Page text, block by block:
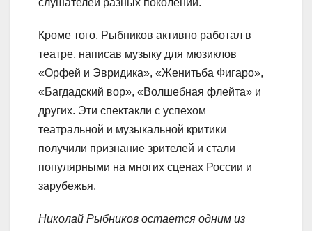
слушателей разных поколений.
Кроме того, Рыбников активно работал в
театре, написав музыку для мюзиклов
«Орфей и Эвридика», «Женитьба Фигаро»,
«Багдадский вор», «Волшебная флейта» и
других. Эти спектакли с успехом
театральной и музыкальной критики
получили признание зрителей и стали
популярными на многих сценах России и
зарубежья.
Николай Рыбников остается одним из